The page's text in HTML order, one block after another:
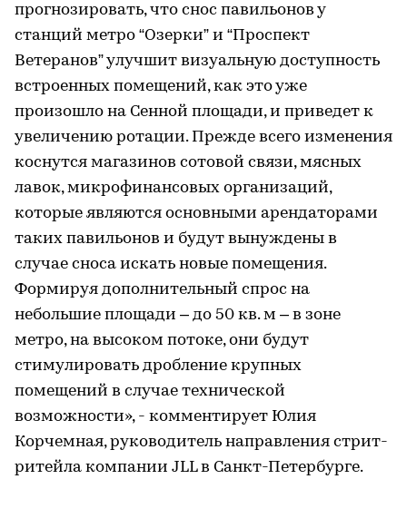
прогнозировать, что снос павильонов у
станций метро “Озерки” и “Проспект
Ветеранов” улучшит визуальную доступность
встроенных помещений, как это уже
произошло на Сенной площади, и приведет к
увеличению ротации. Прежде всего изменения
коснутся магазинов сотовой связи, мясных
лавок, микрофинансовых организаций,
которые являются основными арендаторами
таких павильонов и будут вынуждены в
случае сноса искать новые помещения.
Формируя дополнительный спрос на
небольшие площади – до 50 кв. м – в зоне
метро, на высоком потоке, они будут
стимулировать дробление крупных
помещений в случае технической
возможности», - комментирует Юлия
Корчемная, руководитель направления стрит-
ритейла компании JLL в Санкт-Петербурге.